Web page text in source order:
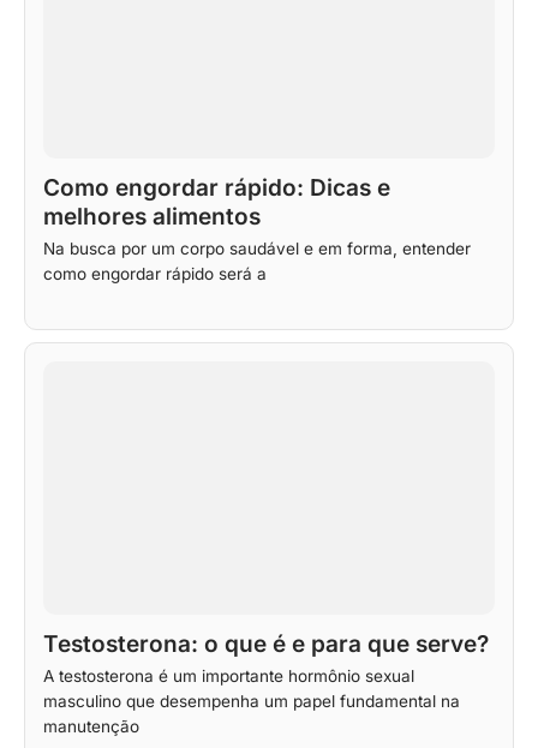
Como engordar rápido: Dicas e
melhores alimentos
Na busca por um corpo saudável e em forma, entender
como engordar rápido será a
Testosterona: o que é e para que serve?
A testosterona é um importante hormônio sexual
masculino que desempenha um papel fundamental na
manutenção